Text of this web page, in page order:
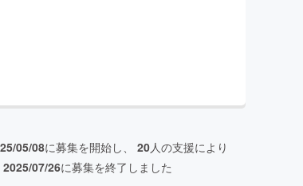
05/08に募集を開始し、 20人の支援により
2025/07/26に募集を終了しました